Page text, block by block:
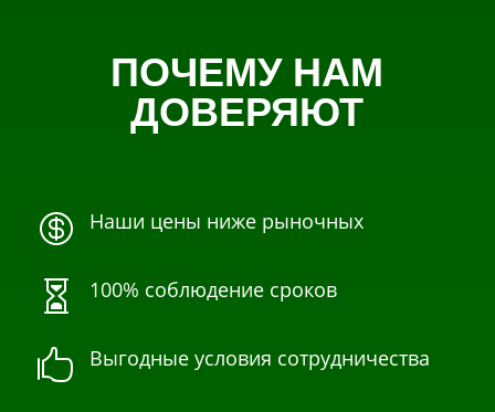
ПОЧЕМУ НАМ
ДОВЕРЯЮТ
 Наши цены ниже рыночных
 100% соблюдение сроков
 Выгодные условия сотрудничества